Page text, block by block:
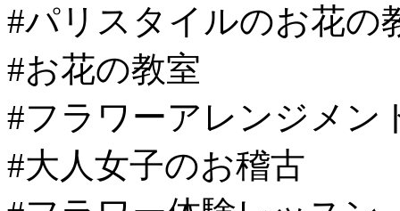
#パリスタイルのお花の
#お花の教室
#フラワーアレンジメン
#大人女子のお稽古